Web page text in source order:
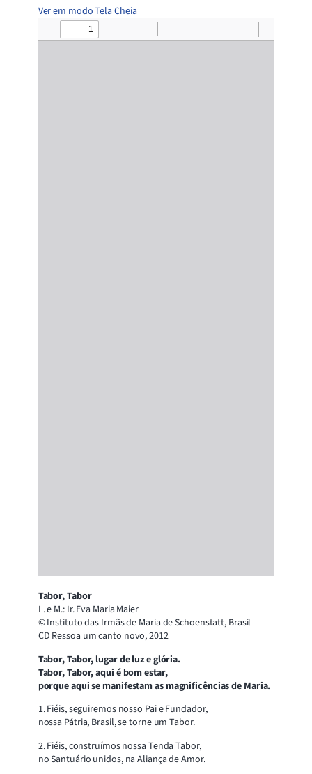
Ver em modo Tela Cheia
Tabor, Tabor
L. e M.: Ir. Eva Maria Maier
© Instituto das Irmãs de Maria de Schoenstatt, Brasil
CD Ressoa um canto novo, 2012
Tabor, Tabor, lugar de luz e glória.
Tabor, Tabor, aqui é bom estar,
porque aqui se manifestam as magnificências de Maria.
1. Fiéis, seguiremos nosso Pai e Fundador,
nossa Pátria, Brasil, se torne um Tabor.
2. Fiéis, construímos nossa Tenda Tabor,
no Santuário unidos, na Aliança de Amor.